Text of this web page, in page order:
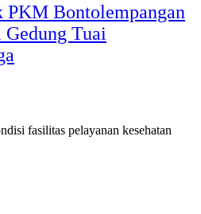
PKM Bontolempangan
Tuai
fasilitas pelayanan kesehatan